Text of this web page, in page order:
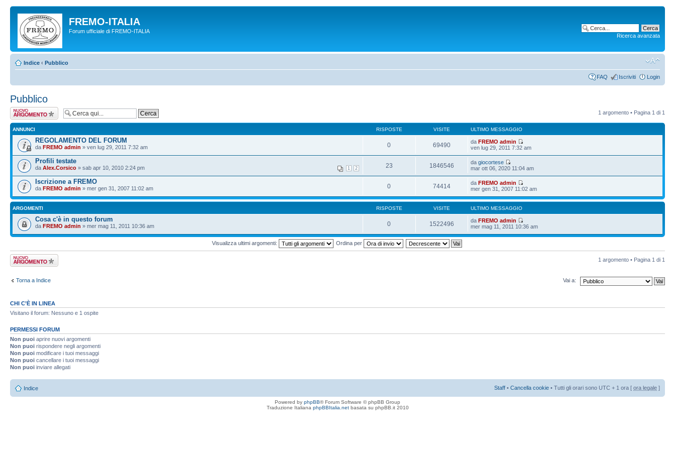
FREMO-ITALIA
Forum ufficiale di FREMO-ITALIA
Ricerca avanzata
Indice ‹ Pubblico
FAQ Iscriviti Login
Pubblico
Scrivi un nuovo
argomento
1 argomento • Pagina 1 di 1
ANNUNCI RISPOSTE VISITE ULTIMO MESSAGGIO
REGOLAMENTO DEL FORUM
da FREMO admin » ven lug 29, 2011 7:32 am 0 69490 daFREMO admin
ven lug 29, 2011 7:32 am
Profili testate
1 2
da Alex.Corsico » sab apr 10, 2010 2:24 pm 23 1846546 dagiocortese
mar ott 06, 2020 11:04 am
Iscrizione a FREMO
da FREMO admin » mer gen 31, 2007 11:02 am 0 74414 daFREMO admin
mer gen 31, 2007 11:02 am
ARGOMENTI RISPOSTE VISITE ULTIMO MESSAGGIO
Cosa c'è in questo forum
da FREMO admin » mer mag 11, 2011 10:36 am 0 1522496 daFREMO admin
mer mag 11, 2011 10:36 am
Visualizza ultimi argomenti: Ordina per
Scrivi un nuovo
argomento
1 argomento • Pagina 1 di 1
Torna a Indice Vai a:
CHI C’È IN LINEA
Visitano il forum: Nessuno e 1 ospite
PERMESSI FORUM
Non puoi aprire nuovi argomenti
Non puoi rispondere negli argomenti
Non puoi modificare i tuoi messaggi
Non puoi cancellare i tuoi messaggi
Non puoi inviare allegati
Indice Staff • Cancella cookie • Tutti gli orari sono UTC + 1 ora [ ora legale ]
Powered by phpBB® Forum Software © phpBB Group
Traduzione Italiana phpBBItalia.netbasata su phpBB.it 2010